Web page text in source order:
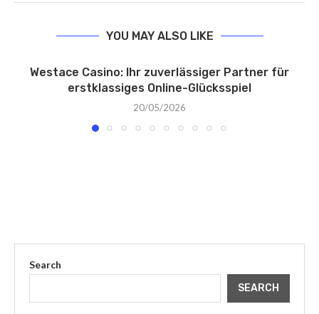
YOU MAY ALSO LIKE
Westace Casino: Ihr zuverlässiger Partner für
erstklassiges Online-Glücksspiel
20/05/2026
Search
SEARCH